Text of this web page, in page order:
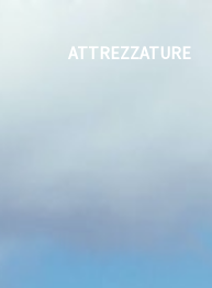
ATTREZZATURE